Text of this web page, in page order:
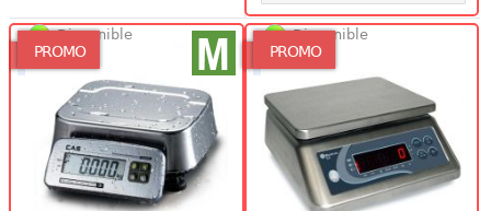
PROMO
Disponible
PROMO
Disponible